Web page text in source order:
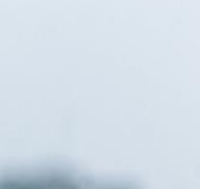
Untermenü